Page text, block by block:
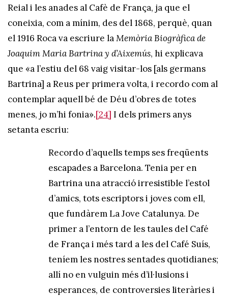
Reial i les anades al Cafè de França, ja que el
coneixia, com a mínim, des del 1868, perquè, quan
el 1916 Roca va escriure laMemòria Biogràfica de
Joaquim Maria Bartrina y d’Aixemús, hi explicava
que «a l’estiu del 68 vaig visitar-los [als germans
Bartrina] a Reus per primera volta, i recordo com al
contemplar aquell bé de Déu d’obres de totes
menes, jo m’hi fonia».[24] I dels primers anys
setanta escriu:
Recordo d’aquells temps ses freqüents
escapades a Barcelona. Tenia per en
Bartrina una atracció irresistible l’estol
d’amics, tots escriptors i joves com ell,
que fundàrem La Jove Catalunya. De
primer a l’entorn de les taules del Café
de França i més tard a les del Café Suís,
teníem les nostres sentades quotidianes;
allí no en vulguin més d’il·lusions i
esperances, de controversies literàries i